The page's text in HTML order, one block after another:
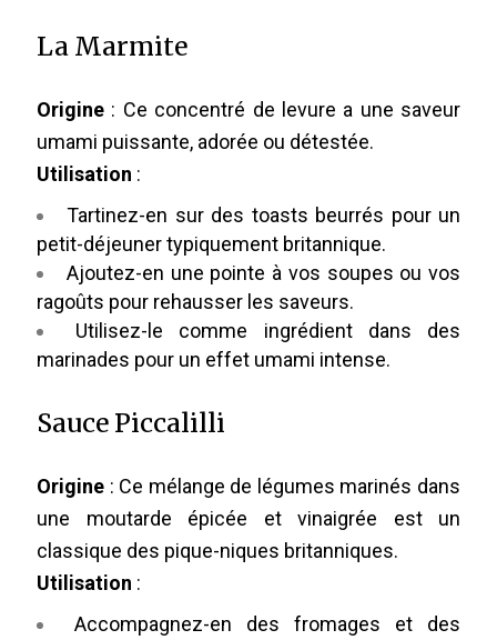
La Marmite
Origine : Ce concentré de levure a une saveur
umami puissante, adorée ou détestée.
Utilisation :
Tartinez-en sur des toasts beurrés pour un
petit-déjeuner typiquement britannique.
Ajoutez-en une pointe à vos soupes ou vos
ragoûts pour rehausser les saveurs.
Utilisez-le comme ingrédient dans des
marinades pour un effet umami intense.
Sauce Piccalilli
Origine : Ce mélange de légumes marinés dans
une moutarde épicée et vinaigrée est un
classique des pique-niques britanniques.
Utilisation :
Accompagnez-en des fromages et des